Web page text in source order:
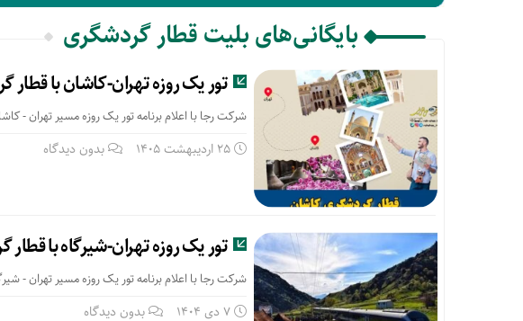
بایگانی‌های بلیت قطار گردشگری
تور یک روزه تهران-کاشان با قطار
شرکت رجا با اعلام برنامه تور یک روزه مسیر تهران
25 اردیبهشت 1405 بدون دیدگاه
تور یک روزه تهران-شیرگاه با
شرکت رجا با اعلام برنامه تور یک روزه مسیر تهران -
7 دی 1404 بدون دیدگاه